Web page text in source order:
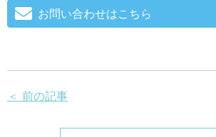
お問い合わせはこちら
＜ 前の記事